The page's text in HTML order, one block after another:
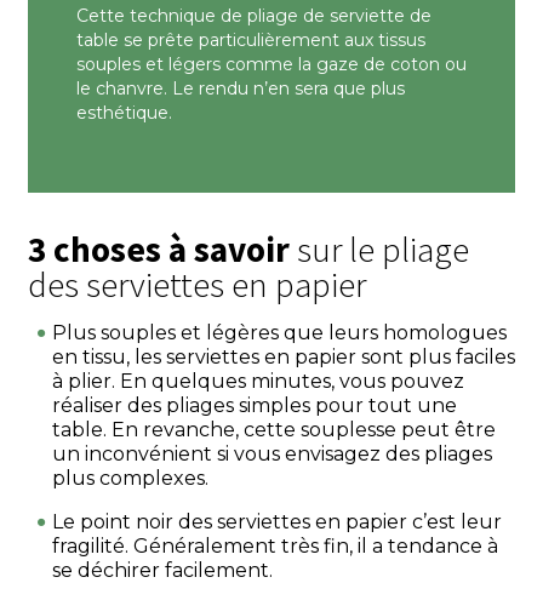
Cette technique de pliage de serviette de
table se prête particulièrement aux tissus
souples et légers comme la gaze de coton ou
le chanvre. Le rendu n’en sera que plus
esthétique.
3 choses à savoirsur le pliage
des serviettes en papier
Plus souples et légères que leurs homologues
en tissu, les serviettes en papier sont plus faciles
à plier. En quelques minutes, vous pouvez
réaliser des pliages simples pour tout une
table. En revanche, cette souplesse peut être
un inconvénient si vous envisagez des pliages
plus complexes.
Le point noir des serviettes en papier c’est leur
fragilité. Généralement très fin, il a tendance à
se déchirer facilement.